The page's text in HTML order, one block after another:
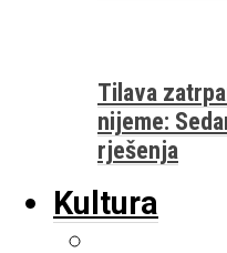
Tilava
nijeme:
rješenja
Kultura